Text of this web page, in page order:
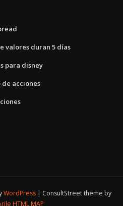
valores duran 5 días
para disney
acciones
WordPress
ConsultStreet theme by
HTML MAP